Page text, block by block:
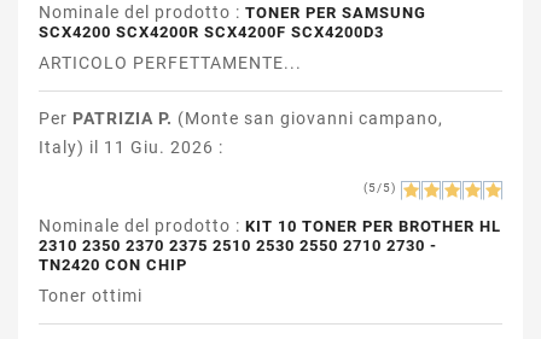
Nominale del prodotto : TONER PER SAMSUNG
SCX4200 SCX4200R SCX4200F SCX4200D3
ARTICOLO PERFETTAMENTE...
Per PATRIZIA P. (Monte san giovanni campano,
Italy) il 11 Giu. 2026 :
(5/5)
Nominale del prodotto : KIT 10 TONER PER BROTHER HL
2310 2350 2370 2375 2510 2530 2550 2710 2730 -
TN2420 CON CHIP
Toner ottimi